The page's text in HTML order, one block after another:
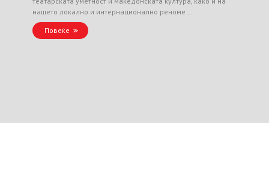
нашето локално и интернационално реноме …
Повеќе